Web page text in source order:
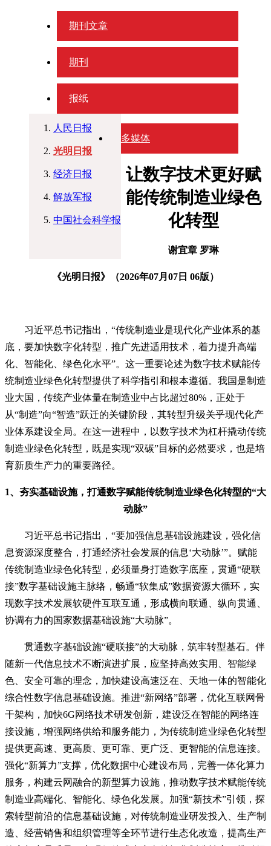
期刊文章
期刊
报纸
人民日报
光明日报
经济日报
解放军报
中国社会科学报
多媒体
让数字技术更好赋
能传统制造业绿色
化转型
谢宜章 罗琳
《光明日报》（2026年07月07日 06版）
习近平总书记指出，“传统制造业是现代化产业体系的基
底，要加快数字化转型，推广先进适用技术，着力提升高端
化、智能化、绿色化水平”。这一重要论述为数字技术赋能传
统制造业绿色化转型提供了科学指引和根本遵循。我国是制造
业大国，传统产业体量在制造业中占比超过80%，正处于
从“制造”向“智造”跃迁的关键阶段，其转型升级关乎现代化产
业体系建设全局。在这一进程中，以数字技术为杠杆撬动传统
制造业绿色化转型，既是实现“双碳”目标的必然要求，也是培
育新质生产力的重要路径。
1、夯实基础设施，打通数字赋能传统制造业绿色化转型的“大
动脉”
习近平总书记指出，“要加强信息基础设施建设，强化信
息资源深度整合，打通经济社会发展的信息‘大动脉’”。赋能
传统制造业绿色化转型，必须量身打造数字底座，贯通“硬联
接”数字基础设施主脉络，畅通“软集成”数据资源大循环，实
现数字技术发展软硬件互联互通，形成横向联通、纵向贯通、
协调有力的国家数据基础设施“大动脉”。
贯通数字基础设施“硬联接”的大动脉，筑牢转型基石。伴
随新一代信息技术不断演进扩展，应坚持高效实用、智能绿
色、安全可靠的理念，加快建设高速泛在、天地一体的智能化
综合性数字信息基础设施。推进“新网络”部署，优化互联网骨
干架构，加快6G网络技术研发创新，建设泛在智能的网络连
接设施，增强网络供给和服务能力，为传统制造业绿色化转型
提供更高速、更高质、更可靠、更广泛、更智能的信息连接。
强化“新算力”支撑，优化数据中心建设布局，完善一体化算力
服务，构建云网融合的新型算力设施，推动数字技术赋能传统
制造业高端化、智能化、绿色化发展。加强“新技术”引领，探
索转型前沿的信息基础设施，对传统制造业研发投入、生产制
造、经营销售和组织管理等全环节进行生态化改造，提高生产